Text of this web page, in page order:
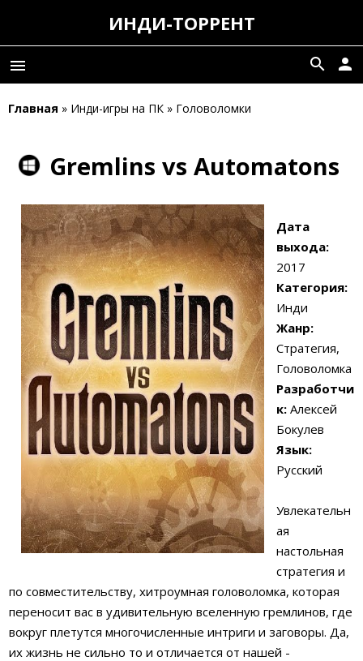
ИНДИ-ТОРРЕНТ
menu person
search
Главная » Инди-игры на ПК » Головоломки
Gremlins vs Automatons
Дата
выхода:
2017
Категория:
Инди
Жанр:
Стратегия,
Головоломка
Разработчи
к: Алексей
Бокулев
Язык:
Русский
Увлекательн
ая
настольная
стратегия и
по совместительству, хитроумная головоломка, которая
переносит вас в удивительную вселенную гремлинов, где
вокруг плетутся многочисленные интриги и заговоры. Да,
их жизнь не сильно то и отличается от нашей -